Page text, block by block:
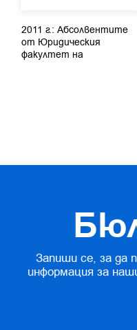
2011 г.: Абсолвентите
от Юридическия
факултет на
Запиши се, за да
информация за